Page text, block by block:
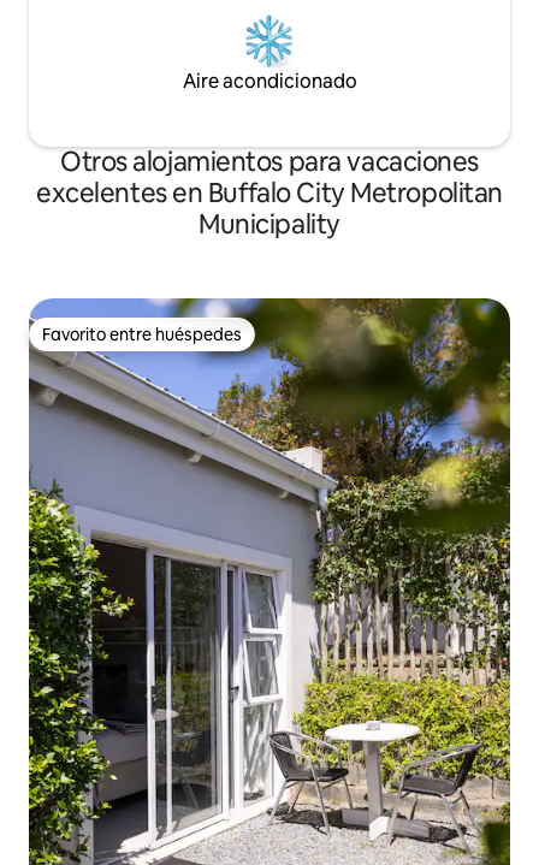
Aire acondicionado
Otros alojamientos para vacaciones
excelentes en Buffalo City Metropolitan
Municipality
Favorito entre huéspedes
Favorito entre huéspedes